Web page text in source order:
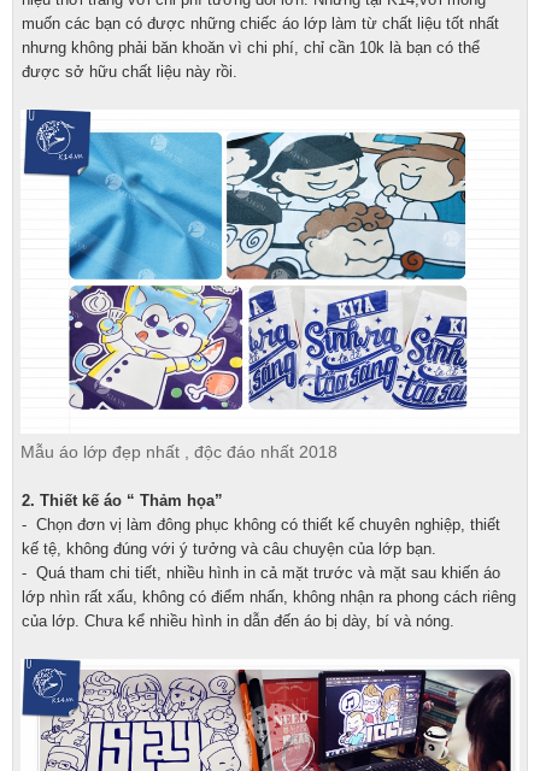
muốn các bạn có được những chiếc áo lớp làm từ chất liệu tốt nhất
nhưng không phải băn khoăn vì chi phí, chỉ cần 10k là bạn có thể
được sở hữu chất liệu này rồi.
Mẫu áo lớp đẹp nhất , độc đáo nhất 2018
2. Thiết kế áo “ Thảm họa”
- Chọn đơn vị làm đông phục không có thiết kế chuyên nghiệp, thiết
kế tệ, không đúng với ý tưởng và câu chuyện của lớp bạn.
- Quá tham chi tiết, nhiều hình in cả mặt trước và mặt sau khiến áo
lớp nhìn rất xấu, không có điểm nhấn, không nhận ra phong cách riêng
của lớp. Chưa kể nhiều hình in dẫn đến áo bị dày, bí và nóng.